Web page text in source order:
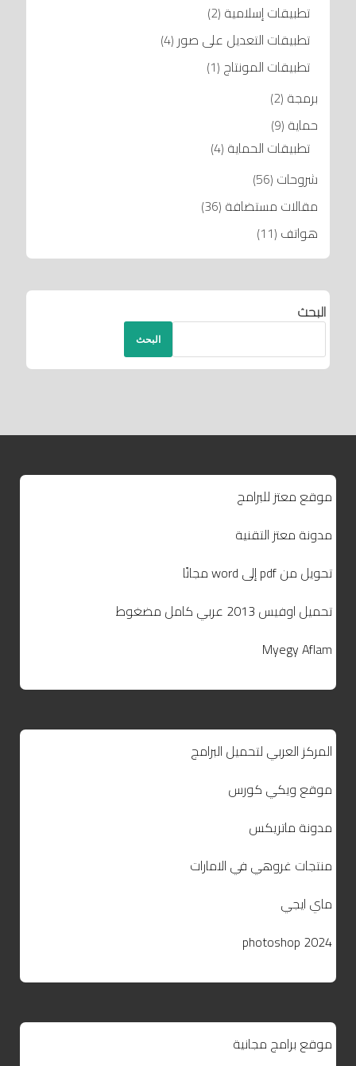
تطبيقات إسلامية (2)
تطبيقات التعديل على صور (4)
تطبيقات المونتاج (1)
برمجة (2)
حماية (9)
تطبيقات الحماية (4)
شروحات (56)
مقالات مستضافة (36)
هواتف (11)
البحث
البحث
موقع معتز للبرامج
مدونة معتز التقنية
تحويل من pdf إلى word مجانًا
تحميل اوفيس 2013 عربي كامل مضغوط
Myegy Aflam
المركز العربي لتحميل البرامج
موقع ويكي كورس
مدونة ماتريكس
منتجات غروهي في الامارات
ماي ايجي
photoshop 2024
موقع برامج مجانية